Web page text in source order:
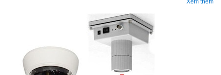
Xem thêm